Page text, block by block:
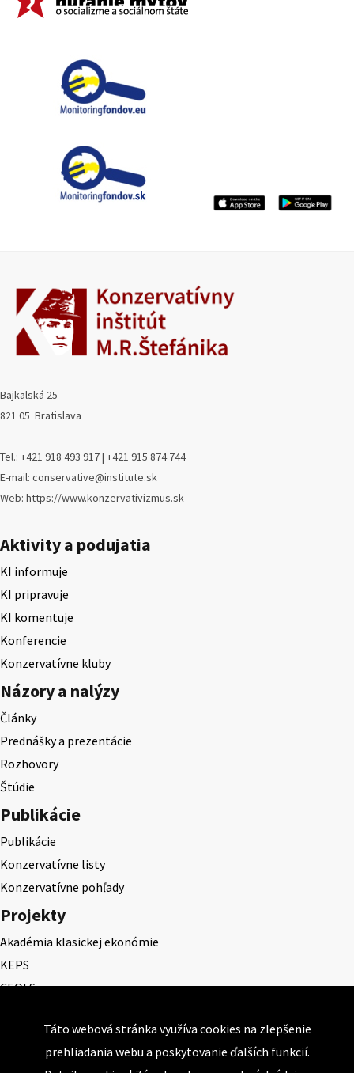
Bajkalská 25
821 05 Bratislava
Tel.: +421 918 493 917 | +421 915 874 744
E-mail: conservative@institute.sk
Web: https://www.konzervativizmus.sk
Aktivity a podujatia
KI informuje
KI pripravuje
KI komentuje
Konferencie
Konzervatívne kluby
Názory a nalýzy
Články
Prednášky a prezentácie
Rozhovory
Štúdie
Publikácie
Publikácie
Konzervatívne listy
Konzervatívne pohľady
Projekty
Akadémia klasickej ekonómie
KEPS
CEQLS
Cena Ernesta Valka
Študentská esej
Táto webová stránka využíva cookies na zlepšenie
prehliadania webu a poskytovanie ďalších funkcií.